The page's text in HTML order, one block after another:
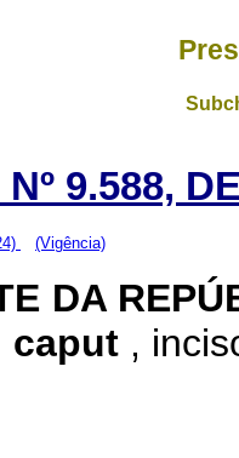
9.588,
(Vigência)
DA
caput ,